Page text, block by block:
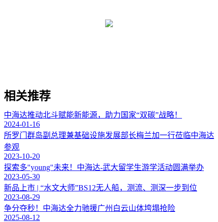
相关推荐
中海达推动北斗赋能新能源，助力国家“双碳”战略！
2024-01-16
所罗门群岛副总理兼基础设施发展部长梅兰加一行莅临中海达
参观
2023-10-20
探索多"young"未来！中海达-武大留学生游学活动圆满举办
2023-05-30
新品上市 | “水文大师”BS12无人船，测流、测深一步到位
2023-08-29
争分夺秒！中海达全力驰援广州白云山体垮塌抢险
2025-08-12